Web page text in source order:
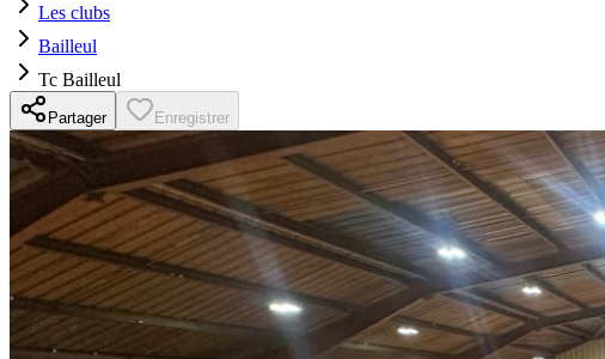
Les clubs
Bailleul
Tc Bailleul
Partager Enregistrer